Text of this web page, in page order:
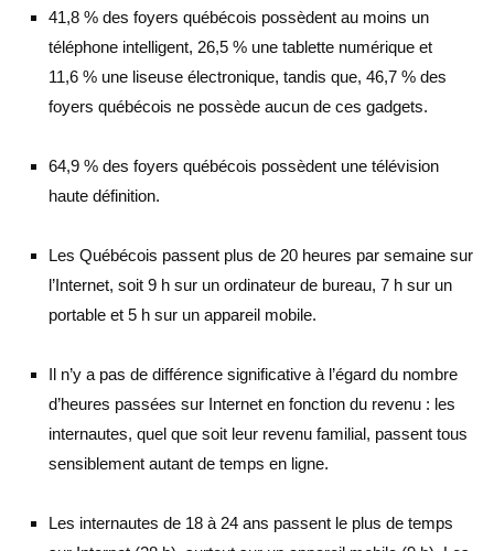
41,8 % des foyers québécois possèdent au moins un
téléphone intelligent, 26,5 % une tablette numérique et
11,6 % une liseuse électronique, tandis que, 46,7 % des
foyers québécois ne possède aucun de ces gadgets.
64,9 % des foyers québécois possèdent une télévision
haute définition.
Les Québécois passent plus de 20 heures par semaine sur
l’Internet, soit 9 h sur un ordinateur de bureau, 7 h sur un
portable et 5 h sur un appareil mobile.
Il n’y a pas de différence significative à l’égard du nombre
d’heures passées sur Internet en fonction du revenu : les
internautes, quel que soit leur revenu familial, passent tous
sensiblement autant de temps en ligne.
Les internautes de 18 à 24 ans passent le plus de temps